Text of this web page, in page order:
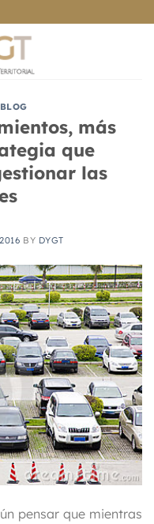
BLOG
más
que
las
BY DYGT
pensar que mientras